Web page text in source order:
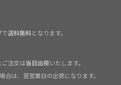
で送料無料となります。
ご注文は当日出荷いたします。
は、翌営業日の出荷になります。